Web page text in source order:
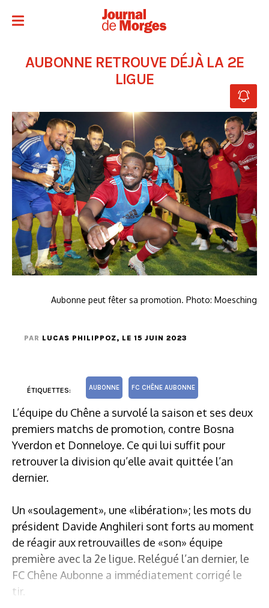
AUBONNE RETROUVE DÉJÀ LA 2E
LIGUE
Aubonne peut fêter sa promotion. Photo: Moesching
PAR LUCAS PHILIPPOZ, LE 15 JUIN 2023
ÉTIQUETTES: AUBONNE FC CHÊNE AUBONNE
L’équipe du Chêne a survolé la saison et ses deux
premiers matchs de promotion, contre Bosna
Yverdon et Donneloye. Ce qui lui suffit pour
retrouver la division qu’elle avait quittée l’an
dernier.
Un «soulagement», une «libération»; les mots du
président Davide Anghileri sont forts au moment
de réagir aux retrouvailles de «son» équipe
première avec la 2e ligue. Relégué l’an dernier, le
FC Chêne Aubonne a immédiatement corrigé le
tir.